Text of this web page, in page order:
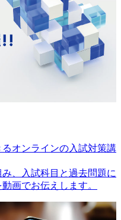
オンラインの入試対策講
、入試科目と過去問題に
画でお伝えします。